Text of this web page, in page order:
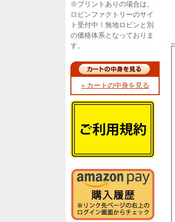
※プリントありの場合は、
ロビンファクトリーのサイ
ト受付中！無地ロビンと別
の価格体系となっておりま
す。
» カートの中身を見る